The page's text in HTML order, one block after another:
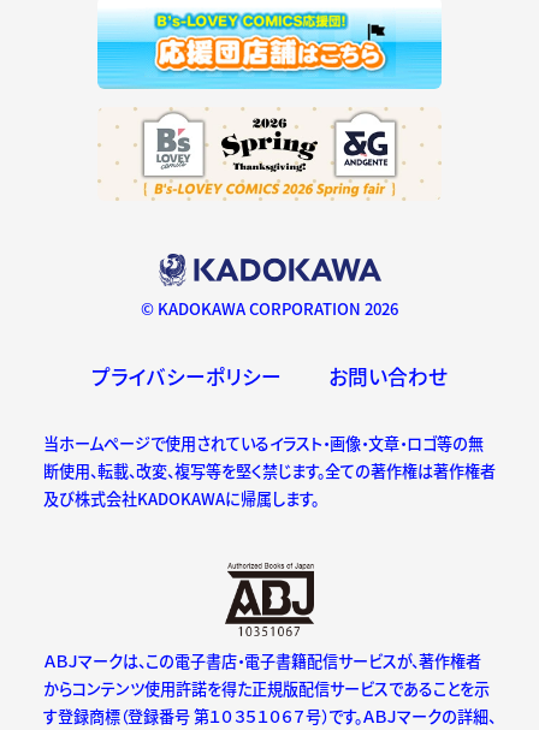
© KADOKAWA CORPORATION 2026
プライバシーポリシー お問い合わせ
当ホームページで使用されているイラスト・画像・文章・ロゴ等の無
断使用、転載、改変、複写等を堅く禁じます。全ての著作権は著作権者
及び株式会社KADOKAWAに帰属します。
ＡＢＪマークは、この電子書店・電子書籍配信サービスが、著作権者
からコンテンツ使用許諾を得た正規版配信サービスであることを示
す登録商標（登録番号 第１０３５１０６７号）です。ＡＢＪマークの詳細、